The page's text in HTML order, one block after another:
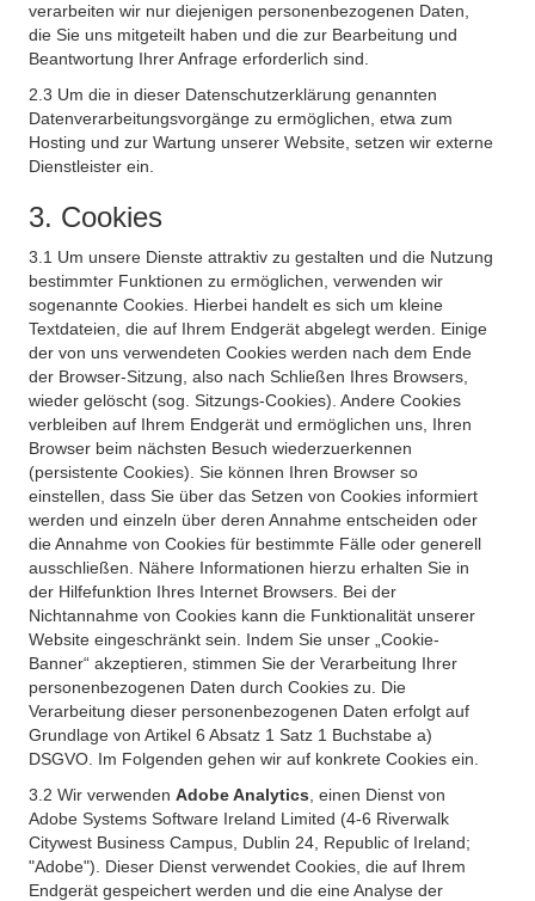
verarbeiten wir nur diejenigen personenbezogenen Daten,
die Sie uns mitgeteilt haben und die zur Bearbeitung und
Beantwortung Ihrer Anfrage erforderlich sind.
2.3 Um die in dieser Datenschutzerklärung genannten
Datenverarbeitungsvorgänge zu ermöglichen, etwa zum
Hosting und zur Wartung unserer Website, setzen wir externe
Dienstleister ein.
3. Cookies
3.1 Um unsere Dienste attraktiv zu gestalten und die Nutzung
bestimmter Funktionen zu ermöglichen, verwenden wir
sogenannte Cookies. Hierbei handelt es sich um kleine
Textdateien, die auf Ihrem Endgerät abgelegt werden. Einige
der von uns verwendeten Cookies werden nach dem Ende
der Browser-Sitzung, also nach Schließen Ihres Browsers,
wieder gelöscht (sog. Sitzungs-Cookies). Andere Cookies
verbleiben auf Ihrem Endgerät und ermöglichen uns, Ihren
Browser beim nächsten Besuch wiederzuerkennen
(persistente Cookies). Sie können Ihren Browser so
einstellen, dass Sie über das Setzen von Cookies informiert
werden und einzeln über deren Annahme entscheiden oder
die Annahme von Cookies für bestimmte Fälle oder generell
ausschließen. Nähere Informationen hierzu erhalten Sie in
der Hilfefunktion Ihres Internet Browsers. Bei der
Nichtannahme von Cookies kann die Funktionalität unserer
Website eingeschränkt sein. Indem Sie unser „Cookie-
Banner“ akzeptieren, stimmen Sie der Verarbeitung Ihrer
personenbezogenen Daten durch Cookies zu. Die
Verarbeitung dieser personenbezogenen Daten erfolgt auf
Grundlage von Artikel 6 Absatz 1 Satz 1 Buchstabe a)
DSGVO. Im Folgenden gehen wir auf konkrete Cookies ein.
3.2 Wir verwenden Adobe Analytics , einen Dienst von
Adobe Systems Software Ireland Limited (4-6 Riverwalk
Citywest Business Campus, Dublin 24, Republic of Ireland;
"Adobe"). Dieser Dienst verwendet Cookies, die auf Ihrem
Endgerät gespeichert werden und die eine Analyse der